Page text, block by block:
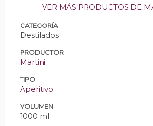
VER MÁS PRODUCTOS DE
CATEGORÍA
Destilados
PRODUCTOR
Martini
TIPO
Aperitivo
VOLUMEN
1000 ml